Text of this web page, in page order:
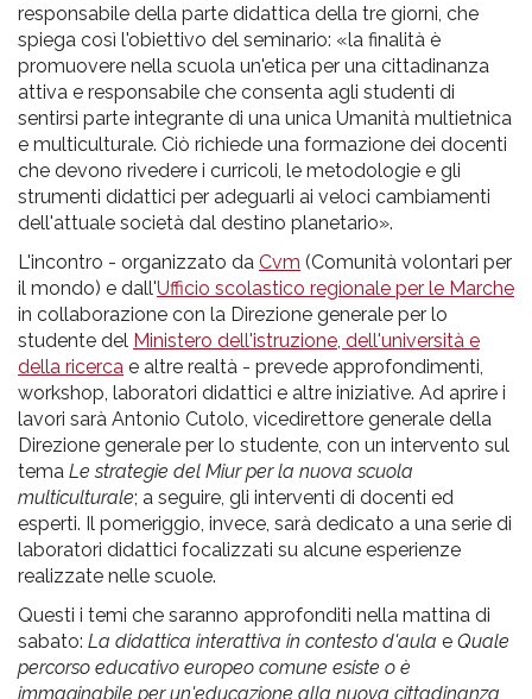
responsabile della parte didattica della tre giorni, che
spiega così l'obiettivo del seminario: «la finalità è
promuovere nella scuola un'etica per una cittadinanza
attiva e responsabile che consenta agli studenti di
sentirsi parte integrante di una unica Umanità multietnica
e multiculturale. Ciò richiede una formazione dei docenti
che devono rivedere i curricoli, le metodologie e gli
strumenti didattici per adeguarli ai veloci cambiamenti
dell'attuale società dal destino planetario».
L'incontro - organizzato da Cvm (Comunità volontari per
il mondo) e dall'Ufficio scolastico regionale per le Marche
in collaborazione con la Direzione generale per lo
studente del Ministero dell'istruzione, dell'università e
della ricerca e altre realtà - prevede approfondimenti,
workshop, laboratori didattici e altre iniziative. Ad aprire i
lavori sarà Antonio Cutolo, vicedirettore generale della
Direzione generale per lo studente, con un intervento sul
tema Le strategie del Miur per la nuova scuola
multiculturale; a seguire, gli interventi di docenti ed
esperti. Il pomeriggio, invece, sarà dedicato a una serie di
laboratori didattici focalizzati su alcune esperienze
realizzate nelle scuole.
Questi i temi che saranno approfonditi nella mattina di
sabato: La didattica interattiva in contesto d'aula e Quale
percorso educativo europeo comune esiste o è
immaginabile per un'educazione alla nuova cittadinanza